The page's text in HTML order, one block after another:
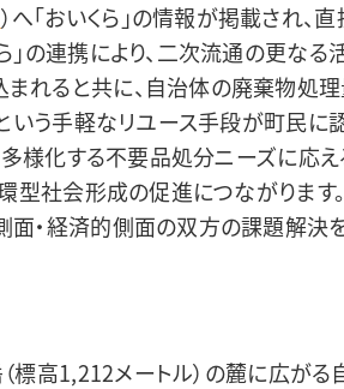
）へ「おいくら」の情報が掲載され、
の連携により、二次流通の更なる
れると共に、自治体の廃棄物処
いう手軽なリユース手段が町民に
多様化する不要品処分ニーズに応え
型社会形成の促進につながります
面・経済的側面の双方の課題解決
標高1,212メートル）の麓に広がる